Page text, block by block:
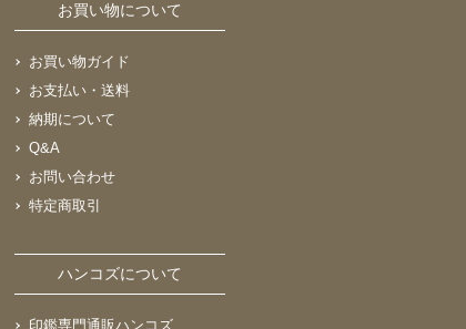
お買い物について
お買い物ガイド
お支払い・送料
納期について
Q&A
お問い合わせ
特定商取引
ハンコズについて
印鑑専門通販ハンコズ